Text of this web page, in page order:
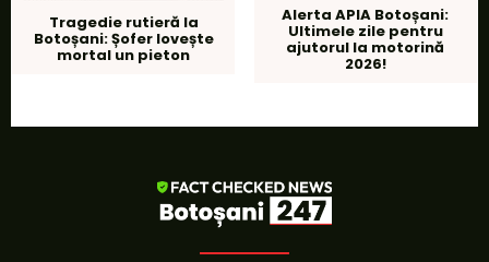
Tragedie rutieră la
Botoșani: Șofer lovește
mortal un pieton
Alerta APIA Botoșani:
Ultimele zile pentru
ajutorul la motorină
2026!